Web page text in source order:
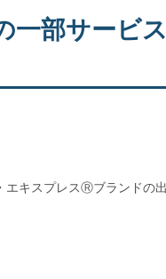
一部サービ
エキスプレスⓇブランドの